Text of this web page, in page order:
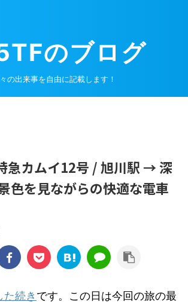
のブログ
の出来事を自由に記載します！
急カムイ12号 / 旭川駅 → 深
色を見ながらの快適な電車
た続き です。この日は今回の旅の最